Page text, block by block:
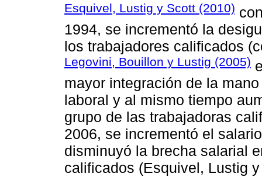
Esquivel, Lustig y Scott (2010)
1994, se incrementó la
los trabajadores calificados
Legovini, Bouillon y Lustig (2005)
mayor integración de la
laboral y al mismo tiempo
grupo de las trabajadoras
2006, se incrementó el
disminuyó la brecha salarial
calificados (Esquivel, Lustig